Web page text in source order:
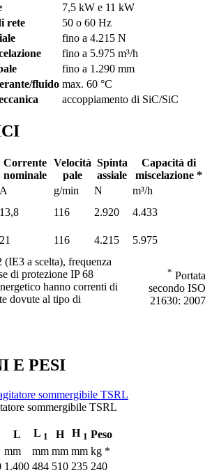
7,5 kW e 11 kW
rete
50 o 60 Hz
fino a 4.215 N
fino a 5.975 m³/h
fino a 1.290 mm
fluido max. 60 °C
accoppiamento di SiC/SiC
Corrente
nominale
Velocità
pale
Spinta
assiale
Capacità di
miscelazione *
A g/min N
m³/h
13,8 116 2.920
4.433
21 116 4.215
5.975
a scelta), frequenza
di protezione IP 68
hanno correnti di
dovute al tipo di
* Portata
secondo ISO
21630: 2007
E PESI
sommergibile TSRL
L L 1 H H 1 Peso
mm mm mm mm kg *
1.400 484 510 235 240